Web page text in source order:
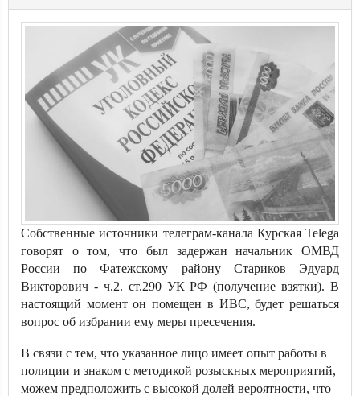
Собственные источники телеграм-канала Курская Telega
говорят о том, что был задержан начальник ОМВД
России по Фатежскому району Стариков Эдуард
Викторович - ч.2. ст.290 УК РФ (получение взятки). В
настоящий момент он помещен в ИВС, будет решаться
вопрос об избрании ему меры пресечения.
В связи с тем, что указанное лицо имеет опыт работы в
полиции и знаком с методикой розыскных мероприятий,
можем предположить с высокой долей вероятности, что